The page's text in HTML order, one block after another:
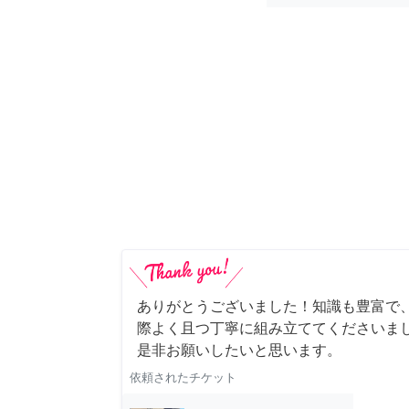
ありがとうございました！知識も豊富で
際よく且つ丁寧に組み立ててくださいま
是非お願いしたいと思います。
依頼されたチケット